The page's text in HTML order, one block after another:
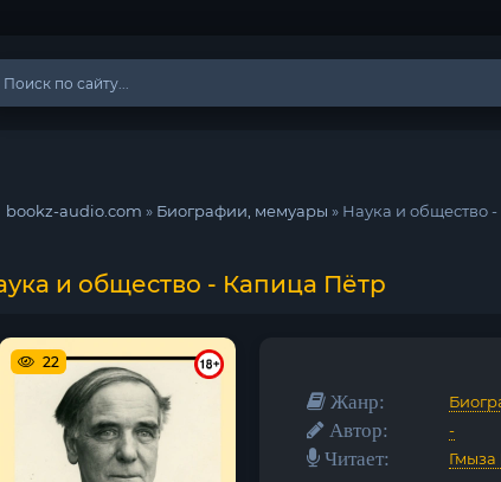
bookz-audio.com » Биографии, мемуары » Наука и общество
и общество - Капица Пётр
22
Жанр:
Автор: -
Читает: Гмыза